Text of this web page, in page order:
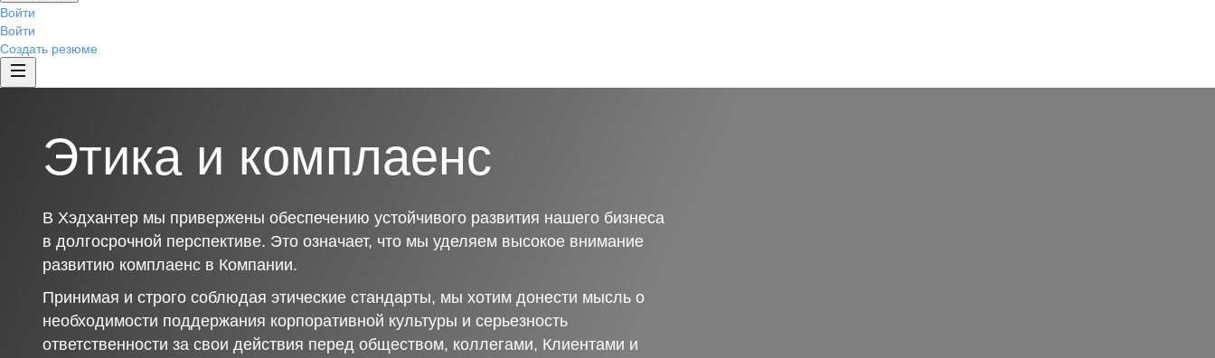
Войти
Войти
Создать резюме
Этика и комплаенс
В Хэдхантер мы привержены обеспечению устойчивого развития нашего бизнеса
в долгосрочной перспективе. Это означает, что мы уделяем высокое внимание
развитию комплаенс в Компании.
Принимая и строго соблюдая этические стандарты, мы хотим донести мысль о
необходимости поддержания корпоративной культуры и серьезность
ответственности за свои действия перед обществом, коллегами, Клиентами и